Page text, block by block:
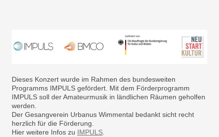
Dieses Konzert wurde im Rahmen des bundesweiten
Programms IMPULS gefördert. Mit dem Förderprogramm
IMPULS soll der Amateurmusik in ländlichen Räumen geholfen
werden.
Der Gesangverein Urbanus Wimmental bedankt sicht recht
herzlich für die Förderung.
Hier weitere Infos zu IMPULS